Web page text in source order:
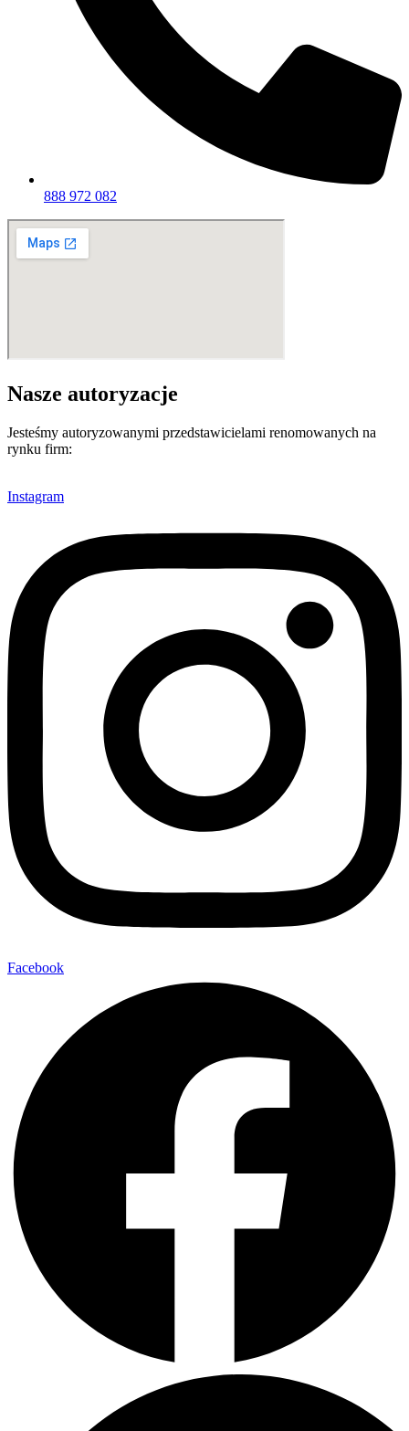
888 972 082
Nasze autoryzacje
Jesteśmy autoryzowanymi przedstawicielami renomowanych na
rynku firm:
Instagram
Facebook